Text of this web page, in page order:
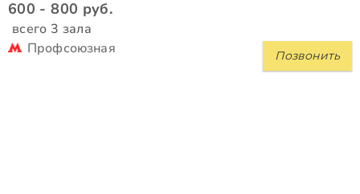
600 - 800 руб.
всего 3 зала
Позвонить
Профсоюзная